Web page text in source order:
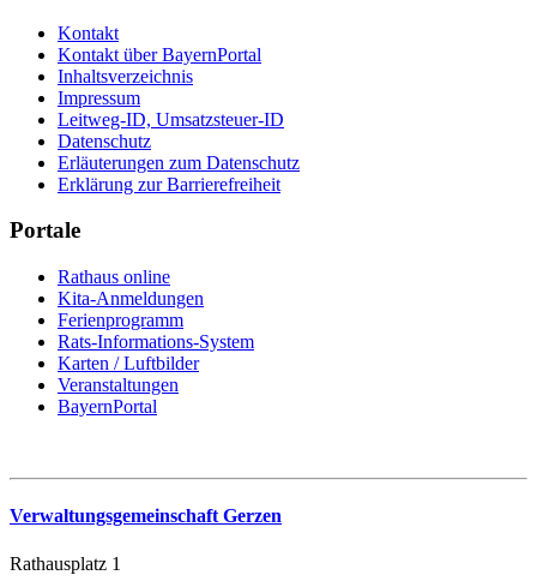
Kontakt
Kontakt über BayernPortal
Inhaltsverzeichnis
Impressum
Leitweg-ID, Umsatzsteuer-ID
Datenschutz
Erläuterungen zum Datenschutz
Erklärung zur Barrierefreiheit
Portale
Rathaus online
Kita-Anmeldungen
Ferienprogramm
Rats-Informations-System
Karten / Luftbilder
Veranstaltungen
BayernPortal
Verwaltungsgemeinschaft Gerzen
Rathausplatz 1